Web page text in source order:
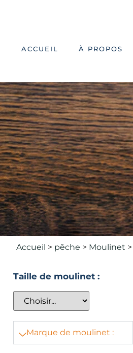
ACCUEIL À PROPOS
Accueil > pêche > Moulinet >
Taille de moulinet :
Marque de moulinet :